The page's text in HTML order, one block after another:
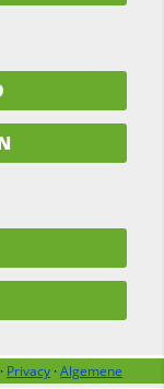
· Privacy ·Algemene